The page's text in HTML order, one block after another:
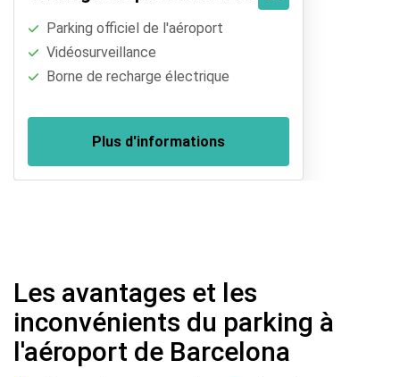
Parking officiel de l'aéroport
Vidéosurveillance
Borne de recharge électrique
Plus d'informations
Les avantages et les
inconvénients du parking à
l'aéroport de Barcelona